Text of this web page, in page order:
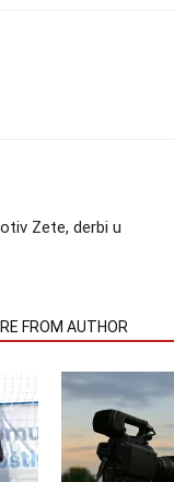
Zete, derbi u
FROM AUTHOR